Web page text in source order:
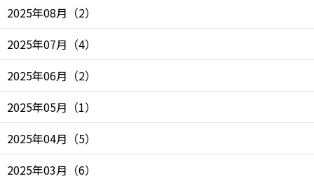
2025年08月 （2）
2025年07月 （4）
2025年06月 （2）
2025年05月 （1）
2025年04月 （5）
2025年03月 （6）